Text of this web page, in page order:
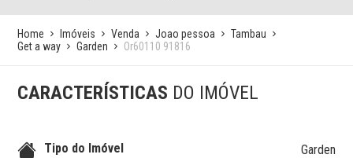
Home Imóveis Venda Joao pessoa
Tambau
Get a way
Garden Or60110 91816
CARACTERÍSTICAS DO IMÓVEL
Tipo do Imóvel Garden